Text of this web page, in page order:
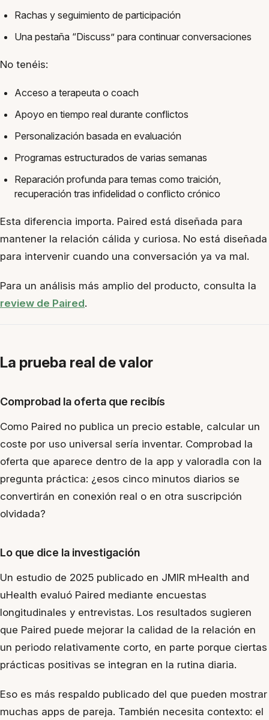
Rachas y seguimiento de participación
Una pestaña “Discuss” para continuar conversaciones
No tenéis:
Acceso a terapeuta o coach
Apoyo en tiempo real durante conflictos
Personalización basada en evaluación
Programas estructurados de varias semanas
Reparación profunda para temas como traición,
recuperación tras infidelidad o conflicto crónico
Esta diferencia importa. Paired está diseñada para
mantener la relación cálida y curiosa. No está diseñada
para intervenir cuando una conversación ya va mal.
Para un análisis más amplio del producto, consulta la
review de Paired.
La prueba real de valor
Comprobad la oferta que recibís
Como Paired no publica un precio estable, calcular un
coste por uso universal sería inventar. Comprobad la
oferta que aparece dentro de la app y valoradla con la
pregunta práctica: ¿esos cinco minutos diarios se
convertirán en conexión real o en otra suscripción
olvidada?
Lo que dice la investigación
Un estudio de 2025 publicado en JMIR mHealth and
uHealth evaluó Paired mediante encuestas
longitudinales y entrevistas. Los resultados sugieren
que Paired puede mejorar la calidad de la relación en
un periodo relativamente corto, en parte porque ciertas
prácticas positivas se integran en la rutina diaria.
Eso es más respaldo publicado del que pueden mostrar
muchas apps de pareja. También necesita contexto: el